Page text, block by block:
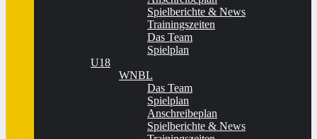
Spielberichte & News
Trainingszeiten
Das Team
Spielplan
U18
WNBL
Das Team
Spielplan
Anschreibeplan
Spielberichte & News